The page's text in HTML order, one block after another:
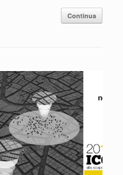
Continua